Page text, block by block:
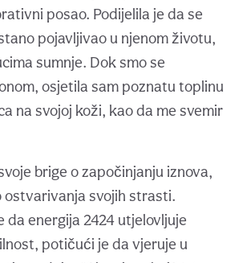
posao. Podijelila je da se
pojavljivao u njenom životu,
sumnje. Dok smo se
osjetila sam poznatu toplinu
na svojoj koži, kao da me svemir
brige o započinjanju iznova,
ostvarivanja svojih strasti.
da energija 2424 utjelovljuje
potičući je da vjeruje u